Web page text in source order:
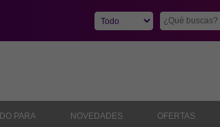
PARA NOVEDADES OFERTAS